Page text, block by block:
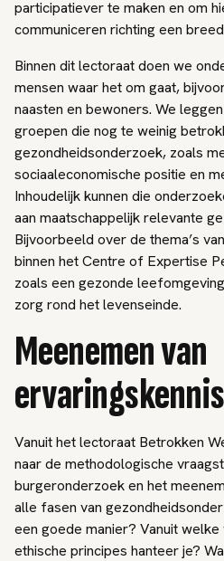
participatiever te maken en om
communiceren richting een
Binnen dit lectoraat doen we
mensen waar het om gaat,
naasten en bewoners. We
groepen die nog te weinig
gezondheidsonderzoek, zoals
sociaaleconomische positie en
Inhoudelijk kunnen die
aan maatschappelijk relevante
Bijvoorbeeld over de thema’s
binnen het Centre of Expertise
zoals een gezonde
zorg rond het levenseinde.
Meenemen van
ervaringskennis
Vanuit het lectoraat Betrokken
naar de methodologische
burgeronderzoek en het
alle fasen van
een goede manier? Vanuit
ethische principes hanteer je?